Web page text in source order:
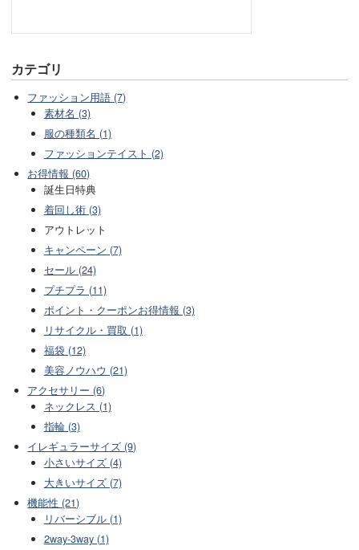
カテゴリ
ファッション用語 (7)
素材名 (3)
服の種類名 (1)
ファッションテイスト (2)
お得情報 (60)
誕生日特典
着回し術 (3)
アウトレット
キャンペーン (7)
セール (24)
プチプラ (11)
ポイント・クーポンお得情報 (3)
リサイクル・買取 (1)
福袋 (12)
美容ノウハウ (21)
アクセサリー (6)
ネックレス (1)
指輪 (3)
イレギュラーサイズ (9)
小さいサイズ (4)
大きいサイズ (7)
機能性 (21)
リバーシブル (1)
2way-3way (1)